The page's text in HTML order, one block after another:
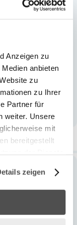
Anzeigen zu
anbieten
zu
zu Ihrer
Partner für
weiter. Unsere
mit
bereitgestellt
zeigen
Ø 180